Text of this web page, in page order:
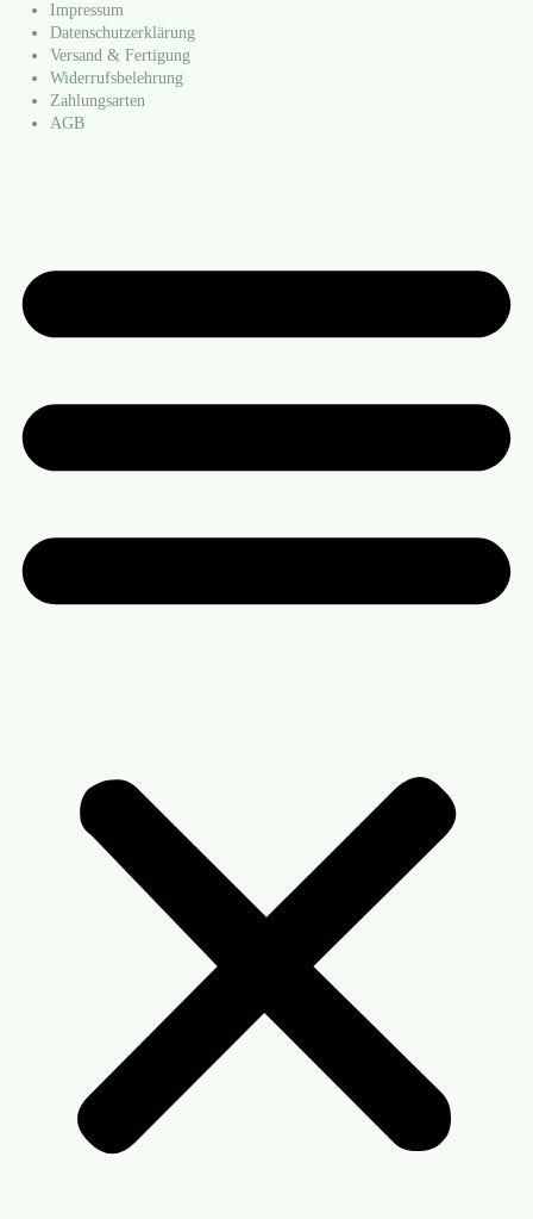
Impressum
Datenschutzerklärung
Versand & Fertigung
Widerrufsbelehrung
Zahlungsarten
AGB